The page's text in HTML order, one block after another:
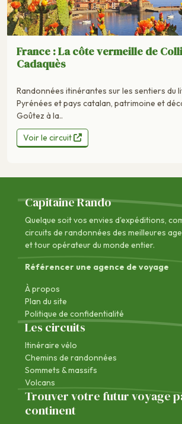
France : La côte vermeille de
Cadaquès
Randonnées itinérantes sur les sentiers du
Pyrénées et pays catalan, patrimoine et
Goûtez à la..
Voir le circuit
Capitaine Rando
Quelque soit vos envies d'expéditions,
circuits de randonnées des meilleures
et tour opérateur du monde entier.
Référencer une agence de voyage
À propos
Plan du site
Politique de confidentialité
Les circuits
Itinéraire vélo
Chemins de randonnées
Sommets & massifs
Volcans
Trouver votre futur voyage
continent